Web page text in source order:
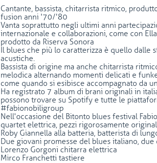
Cantante, bassista, chitarrista ritmico,
fusion anni '70/'80
Vanta soprattutto negli ultimi anni
internazionale e collaborazioni, come con
prodotto da Riserva Sonora
Il blues che più lo caratterizza è quello dalle
acustiche.
Bassista di origine ma anche chitarrista
melodica alternando momenti delicati e
come quando si esibisce accompagnato da
Ha registrato 7 album di brani originali in
possono trovare su Spotify e tutte le
#fabionobiligroup
Nell'occasione del Bitonto blues festival
quartet elettrica, pezzi rigorosamente
Roby Giannella alla batteria, batterista di
Due giovani promesse del blues italiano,
Lorenzo Gorgoni chitarra elettrica
Mirco Franchetti tastiere